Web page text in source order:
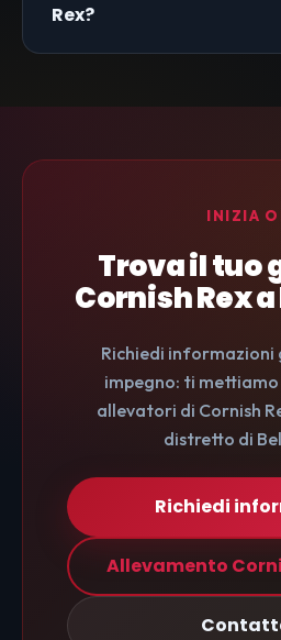
Rex?
INIZIA
Trova il tuo
Cornish Rex
Richiedi informazioni
impegno: ti
allevatori di Cornish
distretto di
Richiedi
Allevamento